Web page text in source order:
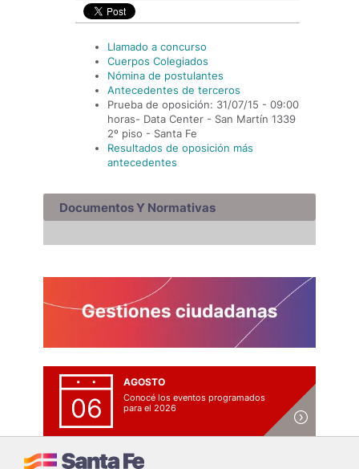
Llamado a concurso
Cuerpos Colegiados
Nómina de postulantes
Antecedentes de terceros
Prueba de oposición: 31/07/15 - 09:00
horas- Data Center - San Martín 1339
2º piso - Santa Fe
Resultados de oposición más
antecedentes
Documentos Y Normativas
06
AGOSTO
Conocé los eventos programados
para el 2026